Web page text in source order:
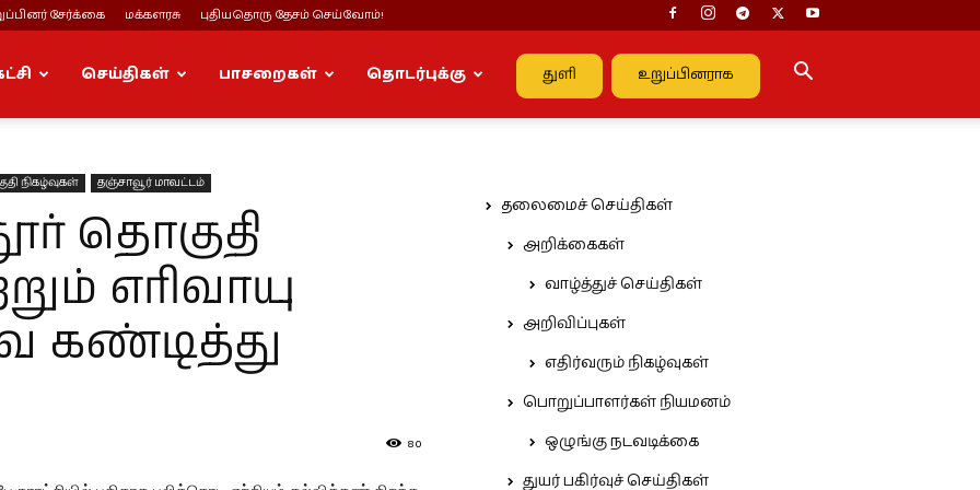
சேர்க்கை மக்களரசு புதியதொரு தேசம் செய்வோம்!
துளி உறுப்பினராக
செய்திகள் பாசறைகள் தொடர்புக்கு
நிகழ்வுகள் தஞ்சாவூர் மாவட்டம்
தொகுதி
எரிவாயு
கண்டித்து
80
தலைமைச் செய்திகள்
அறிக்கைகள்
வாழ்த்துச் செய்திகள்
அறிவிப்புகள்
எதிர்வரும் நிகழ்வுகள்
பொறுப்பாளர்கள் நியமனம்
ஒழுங்கு நடவடிக்கை
துயர் பகிர்வுச் செய்திகள்